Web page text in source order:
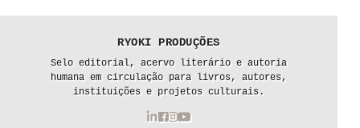
RYOKI PRODUÇÕES
Selo editorial, acervo literário e autoria
humana em circulação para livros, autores,
instituições e projetos culturais.